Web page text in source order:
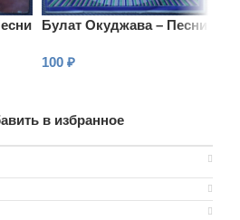
Булат Окуджава – Песни
100 ₽
в избранное